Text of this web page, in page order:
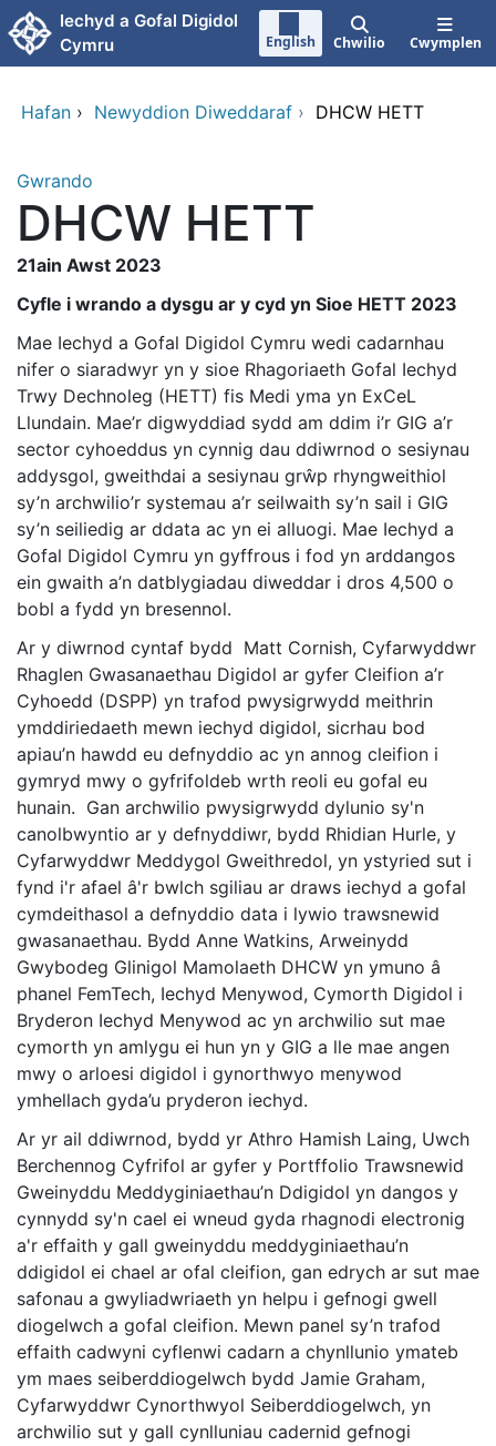
Neidio i'r prif gynnwy
Iechyd a Gofal Digidol
Cymru
English Chwilio Cwymplen
Hafan › Newyddion Diweddaraf › DHCW HETT
Gwrando
DHCW HETT
21ain Awst 2023
Cyfle i wrando a dysgu ar y cyd yn Sioe HETT 2023
Mae Iechyd a Gofal Digidol Cymru wedi cadarnhau
nifer o siaradwyr yn y sioe Rhagoriaeth Gofal Iechyd
Trwy Dechnoleg (HETT) fis Medi yma yn ExCeL
Llundain. Mae’r digwyddiad sydd am ddim i’r GIG a’r
sector cyhoeddus yn cynnig dau ddiwrnod o sesiynau
addysgol, gweithdai a sesiynau grŵp rhyngweithiol
sy’n archwilio’r systemau a’r seilwaith sy’n sail i GIG
sy’n seiliedig ar ddata ac yn ei alluogi. Mae Iechyd a
Gofal Digidol Cymru yn gyffrous i fod yn arddangos
ein gwaith a’n datblygiadau diweddar i dros 4,500 o
bobl a fydd yn bresennol.
Ar y diwrnod cyntaf bydd Matt Cornish, Cyfarwyddwr
Rhaglen Gwasanaethau Digidol ar gyfer Cleifion a’r
Cyhoedd (DSPP) yn trafod pwysigrwydd meithrin
ymddiriedaeth mewn iechyd digidol, sicrhau bod
apiau’n hawdd eu defnyddio ac yn annog cleifion i
gymryd mwy o gyfrifoldeb wrth reoli eu gofal eu
hunain. Gan archwilio pwysigrwydd dylunio sy'n
canolbwyntio ar y defnyddiwr, bydd Rhidian Hurle, y
Cyfarwyddwr Meddygol Gweithredol, yn ystyried sut i
fynd i'r afael â'r bwlch sgiliau ar draws iechyd a gofal
cymdeithasol a defnyddio data i lywio trawsnewid
gwasanaethau. Bydd Anne Watkins, Arweinydd
Gwybodeg Glinigol Mamolaeth DHCW yn ymuno â
phanel FemTech, Iechyd Menywod, Cymorth Digidol i
Bryderon Iechyd Menywod ac yn archwilio sut mae
cymorth yn amlygu ei hun yn y GIG a lle mae angen
mwy o arloesi digidol i gynorthwyo menywod
ymhellach gyda’u pryderon iechyd.
Ar yr ail ddiwrnod, bydd yr Athro Hamish Laing, Uwch
Berchennog Cyfrifol ar gyfer y Portffolio Trawsnewid
Gweinyddu Meddyginiaethau’n Ddigidol yn dangos y
cynnydd sy'n cael ei wneud gyda rhagnodi electronig
a'r effaith y gall gweinyddu meddyginiaethau’n
ddigidol ei chael ar ofal cleifion, gan edrych ar sut mae
safonau a gwyliadwriaeth yn helpu i gefnogi gwell
diogelwch a gofal cleifion. Mewn panel sy’n trafod
effaith cadwyni cyflenwi cadarn a chynllunio ymateb
ym maes seiberddiogelwch bydd Jamie Graham,
Cyfarwyddwr Cynorthwyol Seiberddiogelwch, yn
archwilio sut y gall cynlluniau cadernid gefnogi